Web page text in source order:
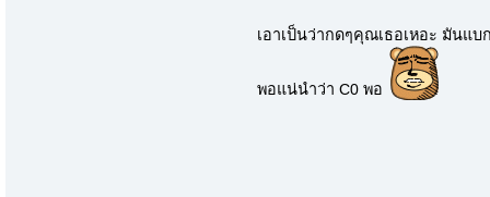
เอาเป็นว่ากดๆคุณเธอเหอะ มันแ
พอแน่นำว่า C0 พอ